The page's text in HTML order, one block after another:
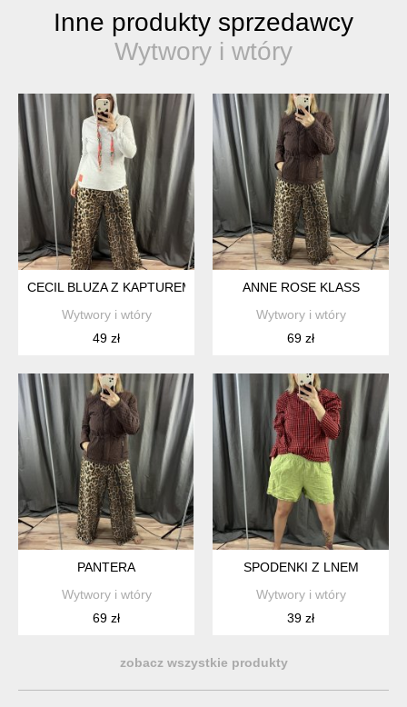
Inne produkty sprzedawcy
Wytwory i wtóry
CECIL BLUZA Z KAPTUREM
Wytwory i wtóry
49 zł
ANNE ROSE KLASS
Wytwory i wtóry
69 zł
PANTERA
Wytwory i wtóry
69 zł
SPODENKI Z LNEM
Wytwory i wtóry
39 zł
zobacz wszystkie produkty